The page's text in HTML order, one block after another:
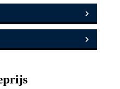
250 km/h
voorbereiding